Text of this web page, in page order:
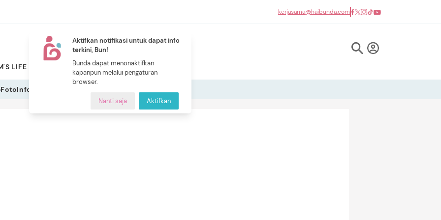
Aktifkan notifikasi untuk dapat info
terkini, Bun!
Bunda dapat menonaktifkan
kapanpun melalui pengaturan
browser.
Nanti saja Aktifkan
kerjasama@haibunda.com
LIFE PILIHAN BUNDA
NEW
CERITA BUNDA
FotoInfografis